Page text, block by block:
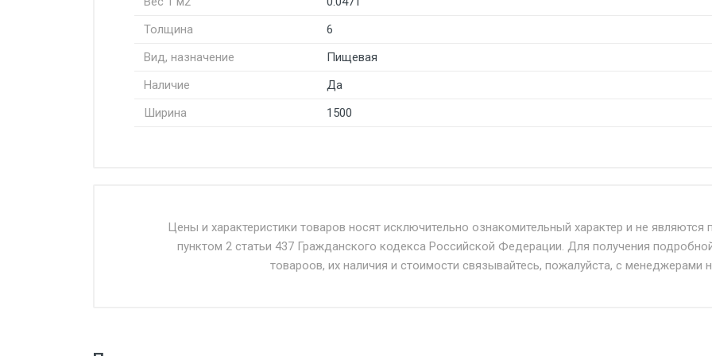
Толщина
6
Вид, назначение
Пищевая
Наличие
Да
Ширина
1500
Доставка осуществляется собственным и наёмным транспортом, стоимость доставки
Въезд на ТТК и Садовое кольцо + от 500.
Цены и характеристики товаров носят исключительно ознакомительный характер и не
пунктом 2 статьи 437 Гражданского кодекса Российской Федерации. Для получения
товароов, их наличия и стоимости связывайтесь, пожалуйста, с менеджерами